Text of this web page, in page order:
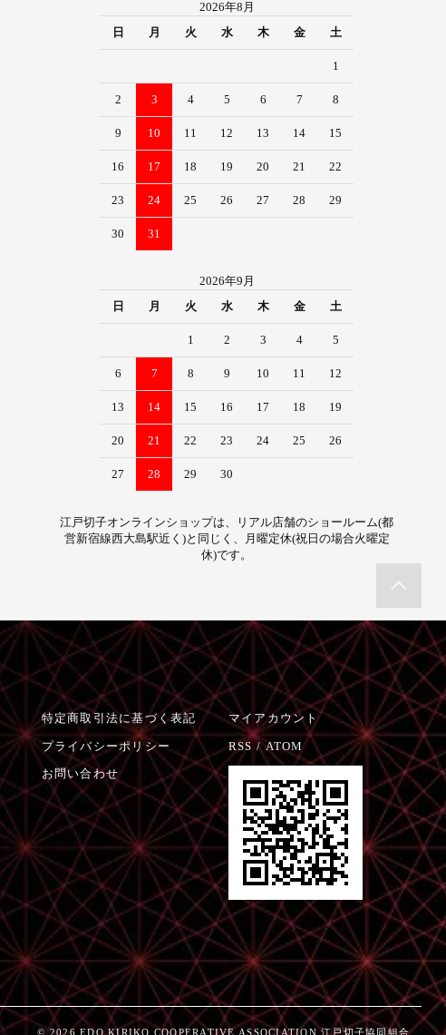
2026年8月
日
月 火 水 木 金 土
1
2 3 4 5 6 7 8
9 10 11 12 13 14 15
16 17 18 19 20 21 22
23 24 25 26 27 28 29
30 31
2026年9月
日
月 火 水 木 金 土
1 2 3 4 5
6 7 8 9 10 11 12
13 14 15 16 17 18 19
20 21 22 23 24 25 26
27 28 29 30
江戸切子オンラインショップは、リアル店舗のショールーム(都
営新宿線西大島駅近く)と同じく、月曜定休(祝日の場合火曜定
休)です。
特定商取引法に基づく表記
プライバシーポリシー
お問い合わせ
マイアカウント
RSS /ATOM
© 2026 EDO KIRIKO COOPERATIVE ASSOCIATION 江戸切子協同組合